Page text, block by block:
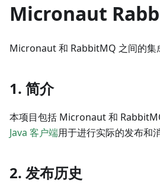
Micronaut
Micronaut 和 RabbitMQ 之间的集
1. 简介
本项目包括 Micronaut 和
Java 客户端用于进行实际的发布和消
2. 发布历史